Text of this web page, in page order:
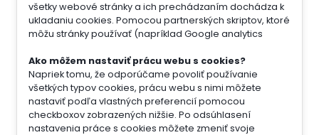
všetky webové stránky a ich prechádzaním dochádza k
ukladaniu cookies. Pomocou partnerských skriptov, ktoré
môžu stránky používať (napríklad Google analytics
Ako môžem nastaviť prácu webu s cookies?
Napriek tomu, že odporúčame povoliť používanie
všetkých typov cookies, prácu webu s nimi môžete
nastaviť podľa vlastných preferencií pomocou
checkboxov zobrazených nižšie. Po odsúhlasení
nastavenia práce s cookies môžete zmeniť svoje